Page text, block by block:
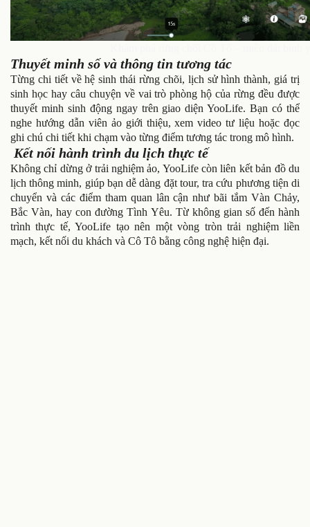
Thuyết minh số và thông tin tương tác
Từng chi tiết về hệ sinh thái rừng chõi, lịch sử hình thành, giá trị
sinh học hay câu chuyện về vai trò phòng hộ của rừng đều được
thuyết minh sinh động ngay trên giao diện YooLife. Bạn có thể
nghe hướng dẫn viên ảo giới thiệu, xem video tư liệu hoặc đọc
ghi chú chi tiết khi chạm vào từng điểm tương tác trong mô hình.
Kết nối hành trình du lịch thực tế
Không chỉ dừng ở trải nghiệm ảo, YooLife còn liên kết bản đồ du
lịch thông minh, giúp bạn dễ dàng đặt tour, tra cứu phương tiện di
chuyển và các điểm tham quan lân cận như bãi tắm Vàn Chảy,
Bắc Vàn, hay con đường Tình Yêu. Từ không gian số đến hành
trình thực tế, YooLife tạo nên một vòng tròn trải nghiệm liền
mạch, kết nối du khách và Cô Tô bằng công nghệ hiện đại.